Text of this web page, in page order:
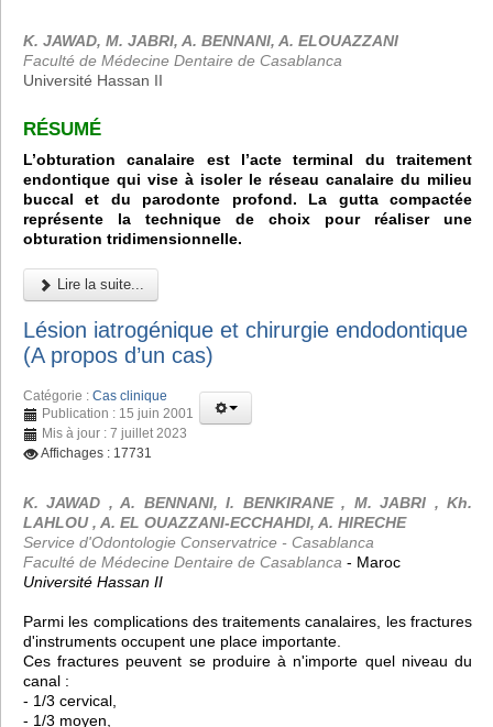
K. JAWAD, M. JABRI, A. BENNANI, A. ELOUAZZANI
Faculté de Médecine Dentaire de Casablanca
Université Hassan II
RÉSUMÉ
L’obturation canalaire est l’acte terminal du traitement
endontique qui vise à isoler le réseau canalaire du milieu
buccal et du parodonte profond. La gutta compactée
représente la technique de choix pour réaliser une
obturation tridimensionnelle.
Lire la suite...
Lésion iatrogénique et chirurgie endodontique
(A propos d’un cas)
Catégorie : Cas clinique
Publication : 15 juin 2001
Mis à jour : 7 juillet 2023
Affichages : 17731
K. JAWAD , A. BENNANI, I. BENKIRANE , M. JABRI , Kh.
LAHLOU , A. EL OUAZZANI-ECCHAHDI, A. HIRECHE
Service d'Odontologie Conservatrice - Casablanca
Faculté de Médecine Dentaire de Casablanca - Maroc
Université Hassan II
Parmi les complications des traitements canalaires, les fractures
d'instruments occupent une place importante.
Ces fractures peuvent se produire à n'importe quel niveau du
canal :
- 1/3 cervical,
- 1/3 moyen,